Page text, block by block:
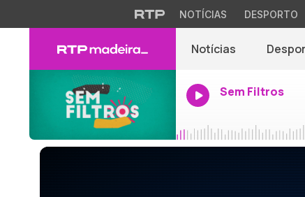
NOTÍCIAS DESPORTO
Notícias
Sem Filtros